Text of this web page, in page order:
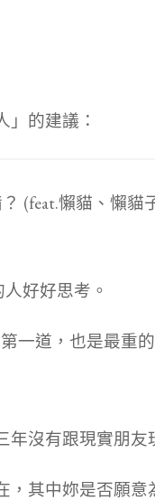
的建議：
好好思考。
一道，也是最重
沒有跟現實朋友
，其中妳是否願